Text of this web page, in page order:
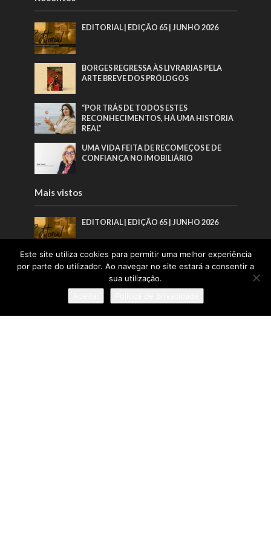
EDITORIAL | EDIÇÃO 65 | JUNHO 2026
BORGES REGRESSA ÀS LIVRARIAS PELA
ARTE BREVE DOS PRÓLOGOS
“POR TRÁS DE TODOS ESTES
RECONHECIMENTOS, HÁ UMA HISTÓRIA
REAL”
UMA VIDA FEITA DE RECOMEÇOS E DE
CONFIANÇA NO IMOBILIÁRIO
Mais vistos
EDITORIAL | EDIÇÃO 65 | JUNHO 2026
BORGES REGRESSA ÀS LIVRARIAS PELA
ARTE BREVE DOS PRÓLOGOS
A INFÂNCIA COMO
Este site utiliza cookies para permitir uma melhor experiência
por parte do utilizador. Ao navegar no site estará a consentir a
sua utilização.